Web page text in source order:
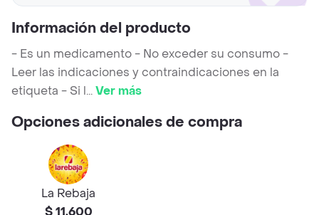
Información del producto
- Es un medicamento - No exceder su consumo -
Leer las indicaciones y contraindicaciones en la
etiqueta - Si l...Ver más
Opciones adicionales de compra
La Rebaja
$ 11.600